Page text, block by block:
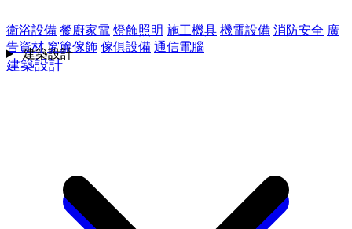
衛浴設備 餐廚家電 燈飾照明 施工機具 機電設備 消防安全 廣
告資材 窗簾傢飾 傢俱設備 通信電腦
建築設計
建築設計